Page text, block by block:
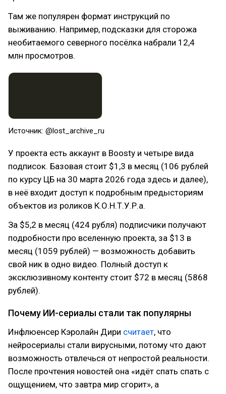
Там же популярен формат инструкций по
выживанию. Например, подсказки для сторожа
необитаемого северного посёлка набрали 12,4
млн просмотров.
Источник: @lost_archive_ru
У проекта есть аккаунт в Boosty и четыре вида
подписок. Базовая стоит $1,3 в месяц (106 рублей
по курсу ЦБ на 30 марта 2026 года здесь и далее),
в неё входит доступ к подробным предысториям
объектов из роликов К.О.Н.Т.У.Р.а.
За $5,2 в месяц (424 рубля) подписчики получают
подробности про вселенную проекта, за $13 в
месяц (1059 рублей) — возможность добавить
свой ник в одно видео. Полный доступ к
эксклюзивному контенту стоит $72 в месяц (5868
рублей).
Почему ИИ-сериалы стали так популярны
Инфлюенсер Кэролайн Дири считает, что
нейросериалы стали вирусными, потому что дают
возможность отвлечься от непростой реальности.
После прочтения новостей она «идёт спать спать с
ощущением, что завтра мир сгорит», а